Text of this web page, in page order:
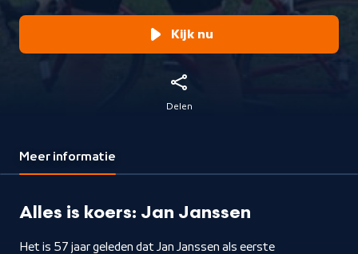
Kijk nu
Delen
Meer informatie
Alles is koers: Jan Janssen
Het is 57 jaar geleden dat Jan Janssen als eerste